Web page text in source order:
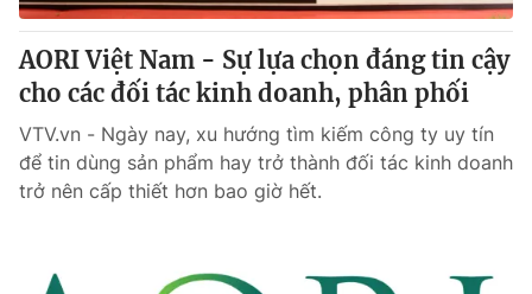
Tư vấn
Chuyên mục khác
Emagazine Podcast
Photo Infographic
AORI Việt Nam - Sự lựa chọn đáng tin cậy
cho các đối tác kinh doanh, phân phối
VTV.vn - Ngày nay, xu hướng tìm kiếm công ty uy tín
để tin dùng sản phẩm hay trở thành đối tác kinh doanh
trở nên cấp thiết hơn bao giờ hết.